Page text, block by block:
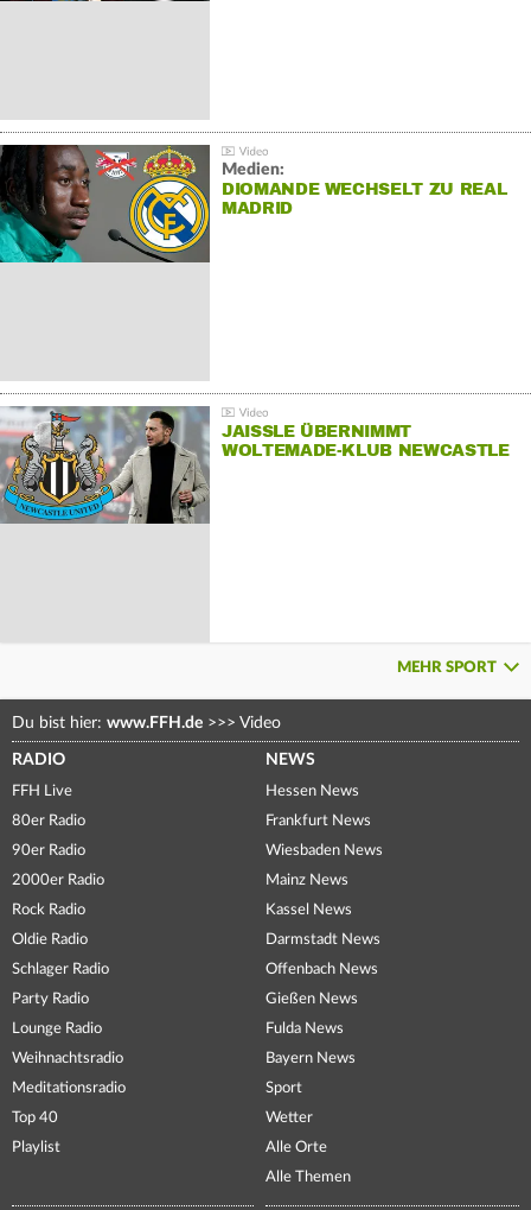
Medien:
DIOMANDE WECHSELT ZU REAL
MADRID
JAISSLE ÜBERNIMMT
WOLTEMADE-KLUB NEWCASTLE
MEHR SPORT
Du bist hier: www.FFH.de >>> Video
RADIO
FFH Live
80er Radio
90er Radio
2000er Radio
Rock Radio
Oldie Radio
Schlager Radio
Party Radio
Lounge Radio
Weihnachtsradio
Meditationsradio
Top 40
Playlist
NEWS
Hessen News
Frankfurt News
Wiesbaden News
Mainz News
Kassel News
Darmstadt News
Offenbach News
Gießen News
Fulda News
Bayern News
Sport
Wetter
Alle Orte
Alle Themen